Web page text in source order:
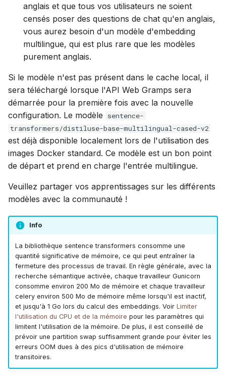
anglais et que tous vos utilisateurs ne soient
censés poser des questions de chat qu'en anglais,
vous aurez besoin d'un modèle d'embedding
multilingue, qui est plus rare que les modèles
purement anglais.
Si le modèle n'est pas présent dans le cache local, il
sera téléchargé lorsque l'API Web Gramps sera
démarrée pour la première fois avec la nouvelle
configuration. Le modèle
sentence-
transformers/distiluse-base-multilingual-cased-v2
est déjà disponible localement lors de l'utilisation des
images Docker standard. Ce modèle est un bon point
de départ et prend en charge l'entrée multilingue.
Veuillez partager vos apprentissages sur les différents
modèles avec la communauté !
Info
La bibliothèque sentence transformers consomme une
quantité significative de mémoire, ce qui peut entraîner la
fermeture des processus de travail. En règle générale, avec la
recherche sémantique activée, chaque travailleur Gunicorn
consomme environ 200 Mo de mémoire et chaque travailleur
celery environ 500 Mo de mémoire même lorsqu'il est inactif,
et jusqu'à 1 Go lors du calcul des embeddings. Voir Limiter
l'utilisation du CPU et de la mémoire pour les paramètres qui
limitent l'utilisation de la mémoire. De plus, il est conseillé de
prévoir une partition swap suffisamment grande pour éviter les
erreurs OOM dues à des pics d'utilisation de mémoire
transitoires.